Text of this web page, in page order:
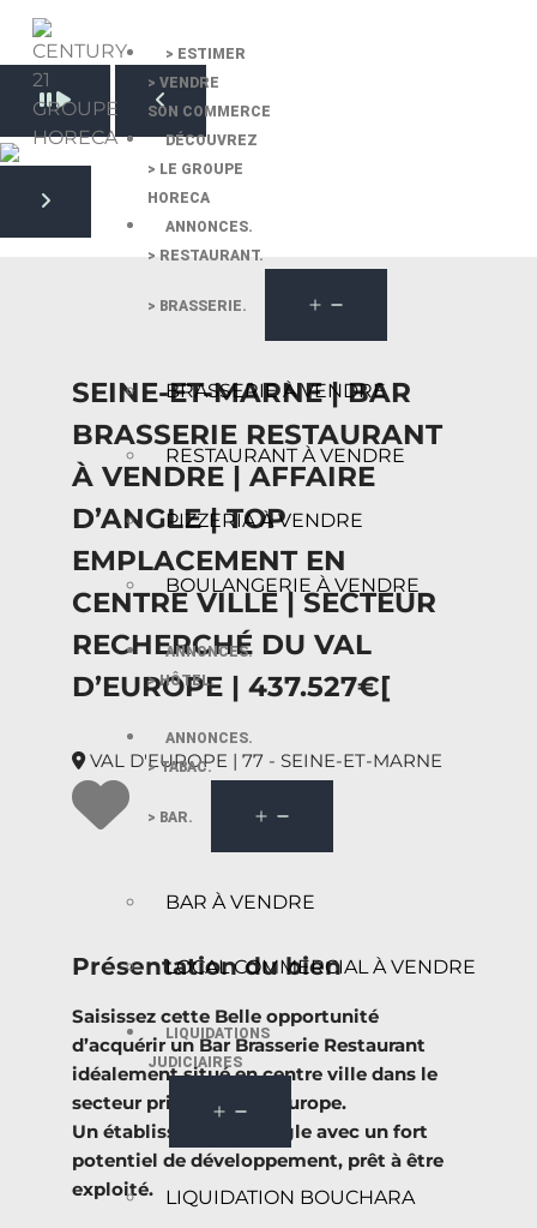
> ESTIMER
> VENDRE
SON COMMERCE
DÉCOUVREZ
> LE GROUPE
HORECA
ANNONCES.
> RESTAURANT.
> BRASSERIE.
BRASSERIE À VENDRE
RESTAURANT À VENDRE
PIZZERIA À VENDRE
BOULANGERIE À VENDRE
ANNONCES.
> HÔTEL.
ANNONCES.
> TABAC.
> BAR.
BAR À VENDRE
LOCAL COMMERCIAL À VENDRE
LIQUIDATIONS
JUDICIAIRES
LIQUIDATION BOUCHARA
Pause slide rotation
Resume slide rotation
Previous slide
Next slide
SEINE-ET-MARNE | BAR
BRASSERIE RESTAURANT
À VENDRE | AFFAIRE
D’ANGLE | TOP
EMPLACEMENT EN
CENTRE VILLE | SECTEUR
RECHERCHÉ DU VAL
D’EUROPE | 437.527€[
VAL D'EUROPE | 77 - SEINE-ET-MARNE
Présentation du bien
Saisissez cette Belle opportunité
d’acquérir un Bar Brasserie Restaurant
idéalement situé en centre ville dans le
secteur prisé du Val d’Europe.
Un établissement d’angle avec un fort
potentiel de développement, prêt à être
exploité.